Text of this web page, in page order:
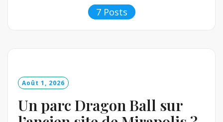
7 Posts
Août 1, 2026
Un parc Dragon Ball sur